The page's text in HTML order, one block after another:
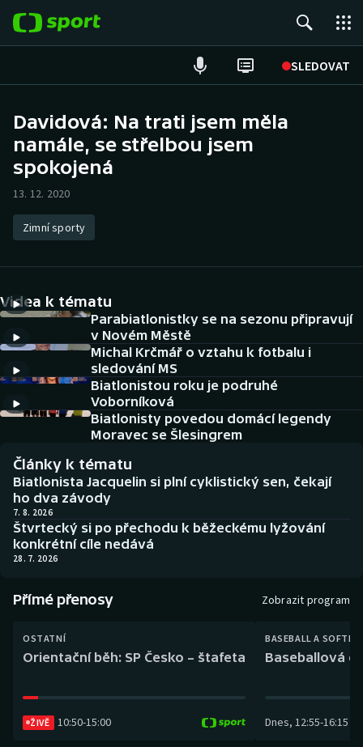
SLEDOVAT
Hokej
Atletika
DALŠÍ SPORTY
Americký fotbal
Baseball a softbal
Basketbal
Boby a skeleton
Box
Dostihy
Florbal
Golf
NEPŘEHLÉDNĚTE
Soutěže
Historické návraty
AZ kvíz
Davidová: Na trati jsem měla
namále, se střelbou jsem
spokojená
13. 12. 2020
Zimní sporty
Videa k tématu
Parabiatlonistky se na sezonu připravují
v Novém Městě
Michal Krčmář o vztahu k fotbalu i
sledování MS
Biatlonistou roku je podruhé
Voborníková
Biatlonisty povedou domácí legendy
Moravec se Šlesingrem
Články k tématu
Biatlonista Jacquelin si plní cyklistický sen, čekají
ho dva závody
7. 8. 2026
Štvrtecký si po přechodu k běžeckému lyžování
konkrétní cíle nedává
28. 7. 2026
Přímé přenosy Zobrazit program
OSTATNÍ
Orientační běh: SP Česko – štafeta
ŽIVĚ 10:50-15:00
BASEBALL A
Baseballová
Dnes, 12:55-16:15